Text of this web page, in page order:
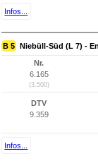
Infos...
B 5 Niebüll-Süd (L 7) -
Nr.
6.165
(3.500)
DTV
9.359
Infos...